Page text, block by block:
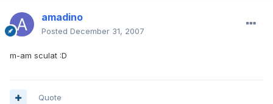
amadino
Posted December 31, 2007
m-am sculat :D
Quote